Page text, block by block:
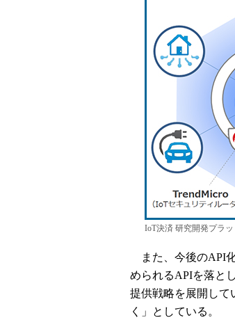
IoT決済 研究開発プラ
また、今後のAPI
められるAPIを落と
提供戦略を展開して
く」としている。